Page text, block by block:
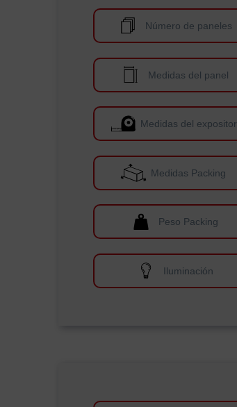
Número de paneles
Medidas del panel
Medidas del expositor
Medidas Packing
Peso Packing
Iluminación